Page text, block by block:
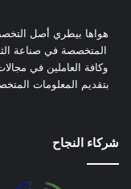
هواها بيطري أصل
المتخصصة في صناعة
وكافة العاملين في
بتقديم المعلومات
شركاء النجاح